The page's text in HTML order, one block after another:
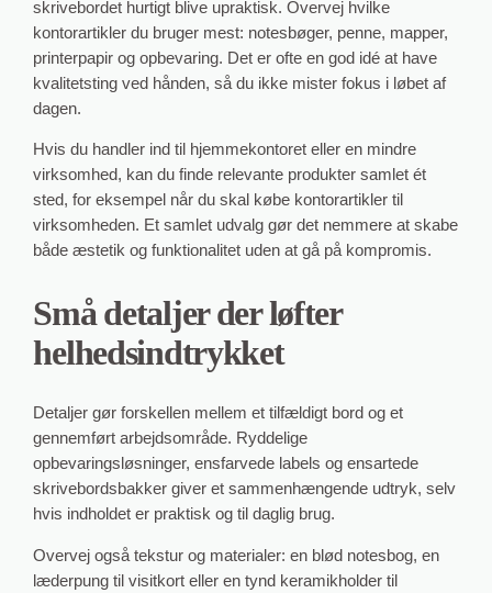
skrivebordet hurtigt blive upraktisk. Overvej hvilke
kontorartikler du bruger mest: notesbøger, penne, mapper,
printerpapir og opbevaring. Det er ofte en god idé at have
kvalitetsting ved hånden, så du ikke mister fokus i løbet af
dagen.
Hvis du handler ind til hjemmekontoret eller en mindre
virksomhed, kan du finde relevante produkter samlet ét
sted, for eksempel når du skal købe kontorartikler til
virksomheden. Et samlet udvalg gør det nemmere at skabe
både æstetik og funktionalitet uden at gå på kompromis.
Små detaljer der løfter
helhedsindtrykket
Detaljer gør forskellen mellem et tilfældigt bord og et
gennemført arbejdsområde. Ryddelige
opbevaringsløsninger, ensfarvede labels og ensartede
skrivebordsbakker giver et sammenhængende udtryk, selv
hvis indholdet er praktisk og til daglig brug.
Overvej også tekstur og materialer: en blød notesbog, en
læderpung til visitkort eller en tynd keramikholder til